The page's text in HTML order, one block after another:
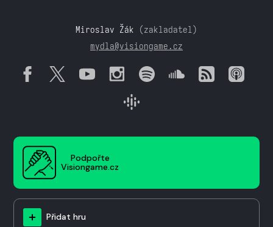
Miroslav Žák (zakladatel)
mydla@visiongame.cz
Podpořte
Visiongame.cz
Přidat hru